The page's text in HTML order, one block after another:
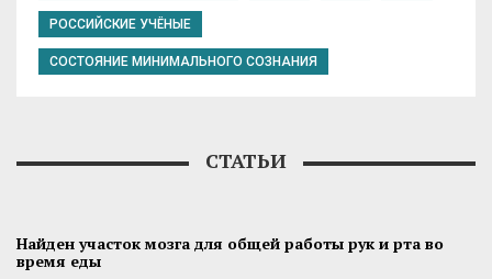
РОССИЙСКИЕ УЧЁНЫЕ
СОСТОЯНИЕ МИНИМАЛЬНОГО СОЗНАНИЯ
СТАТЬИ
Найден участок мозга для общей работы рук и рта во
время еды